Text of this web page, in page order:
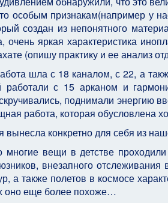
особым признакам(например у
создан из непонятного
очень яркая характеристика
(опишу практику и ее анализ
шла с 18 каналом, с 22, а
работали с 15 арканом и
поднимали энергию
работа, которая обусловлена
вынесла конкретно для себя из
многие вещи в детстве
внезапного отслеживания
а также полетов в космосе
оно еще более похоже…